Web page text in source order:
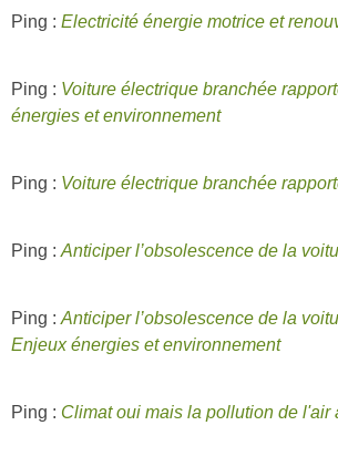
Ping : Electricité énergie motrice et
Ping : Voiture électrique branchée
énergies et environnement
Ping : Voiture électrique branchée
Ping : Anticiper l’obsolescence de la
Ping : Anticiper l’obsolescence de la
Enjeux énergies et environnement
Ping : Climat oui mais la pollution de l'air